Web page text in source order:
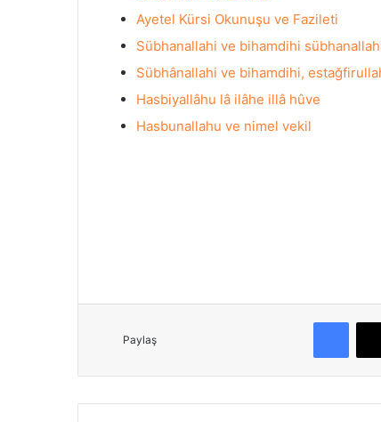
Ayetel Kürsi Okunuşu ve Fazileti
Sübhanallahi ve bihamdihi
Sübhânallahi ve bihamdihi,
Hasbiyallâhu lâ ilâhe illâ hûve
Hasbunallahu ve nimel vekil
Paylaş
Facebook